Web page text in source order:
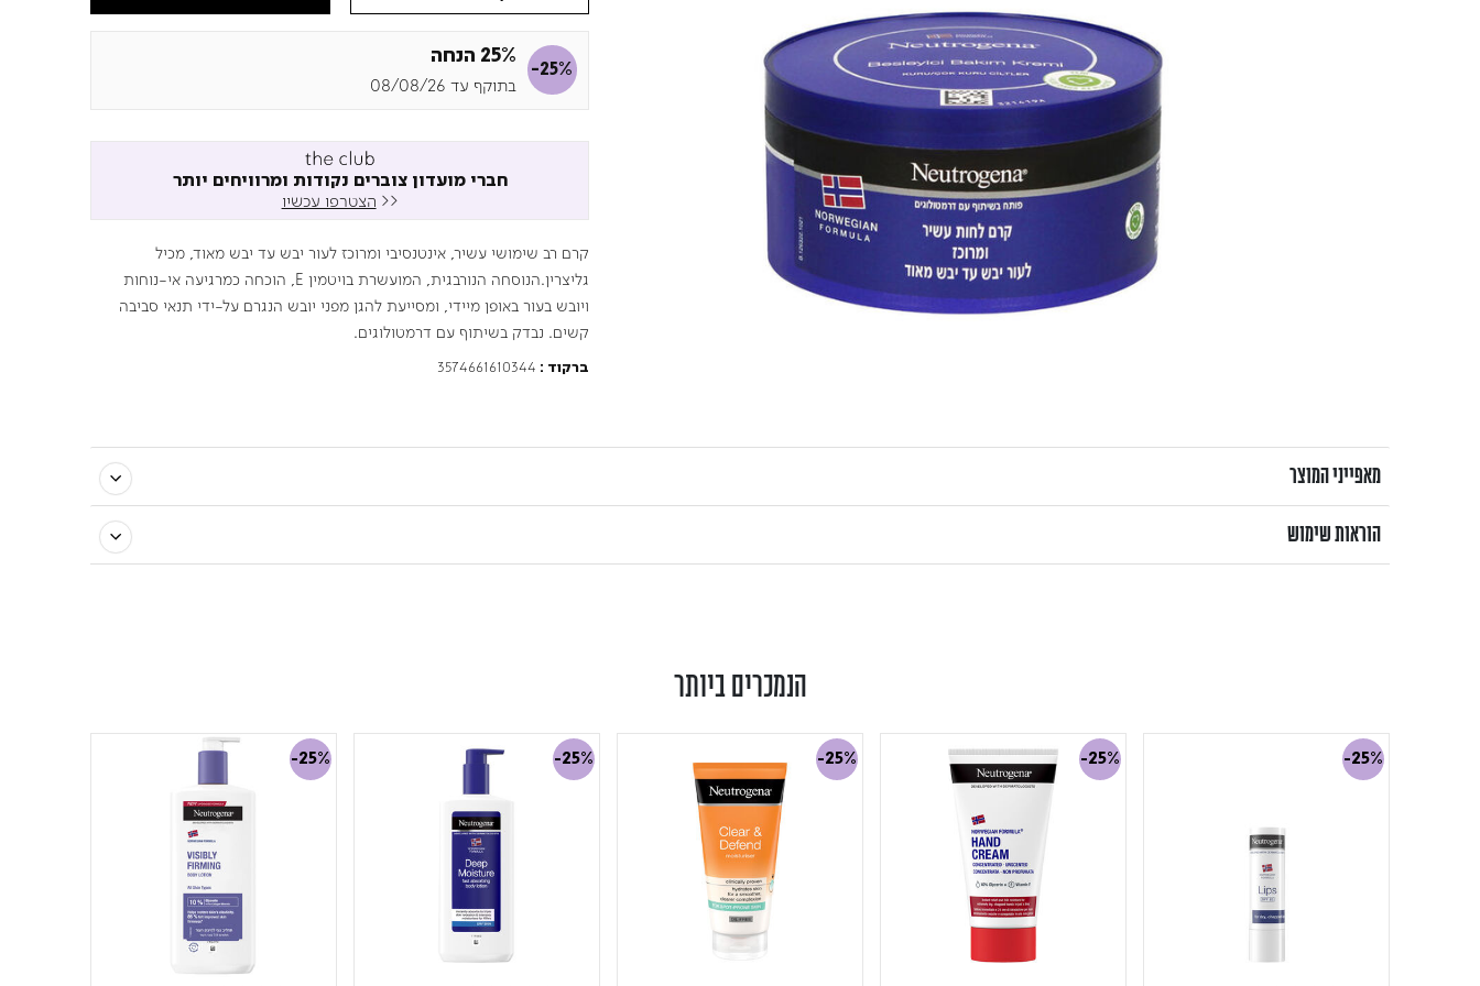
-25%
25% הנחה
בתוקף עד 08/08/26
חברי מועדון צוברים נקודות ומרוויחים יותר
<< הצטרפו עכשיו
קרם רב שימושי עשיר, אינטנסיבי ומרוכז לעור יבש עד יבש מאוד, מכיל
גליצרין.הנוסחה הנורבגית, המועשרת בויטמין E, הוכחה כמרגיעה אי-נוחות
ויובש בעור באופן מיידי, ומסייעת להגן מפני יובש הנגרם על-ידי תנאי סביבה
קשים. נבדק בשיתוף עם דרמטולוגים.
ברקוד : 3574661610344
מאפייני המוצר
הוראות שימוש
הנמכרים ביותר
-25%
-25%
-25%
-25%
-25%